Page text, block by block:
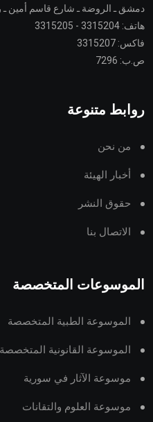
دمشق ـ الروضة ـ شارع قاسم أمين ـ
هاتف: 3315204 - 3315205
فاكس: 3315207
ص.ب: 7296
روابط متنوعة
من نحن
أخبار الهيئة
حقوق النشر
الاتصال بنا
الموسوعات المتخصصة
الموسوعة الطبية المتخصصة
الموسوعة القانونية المتخصصة
موسوعة الآثار في سورية
موسوعة العلوم والتقانات